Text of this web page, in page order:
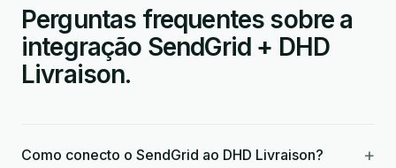
Perguntas frequentes sobre a
integração SendGrid + DHD
Livraison.
Como conecto o SendGrid ao DHD Livraison? +